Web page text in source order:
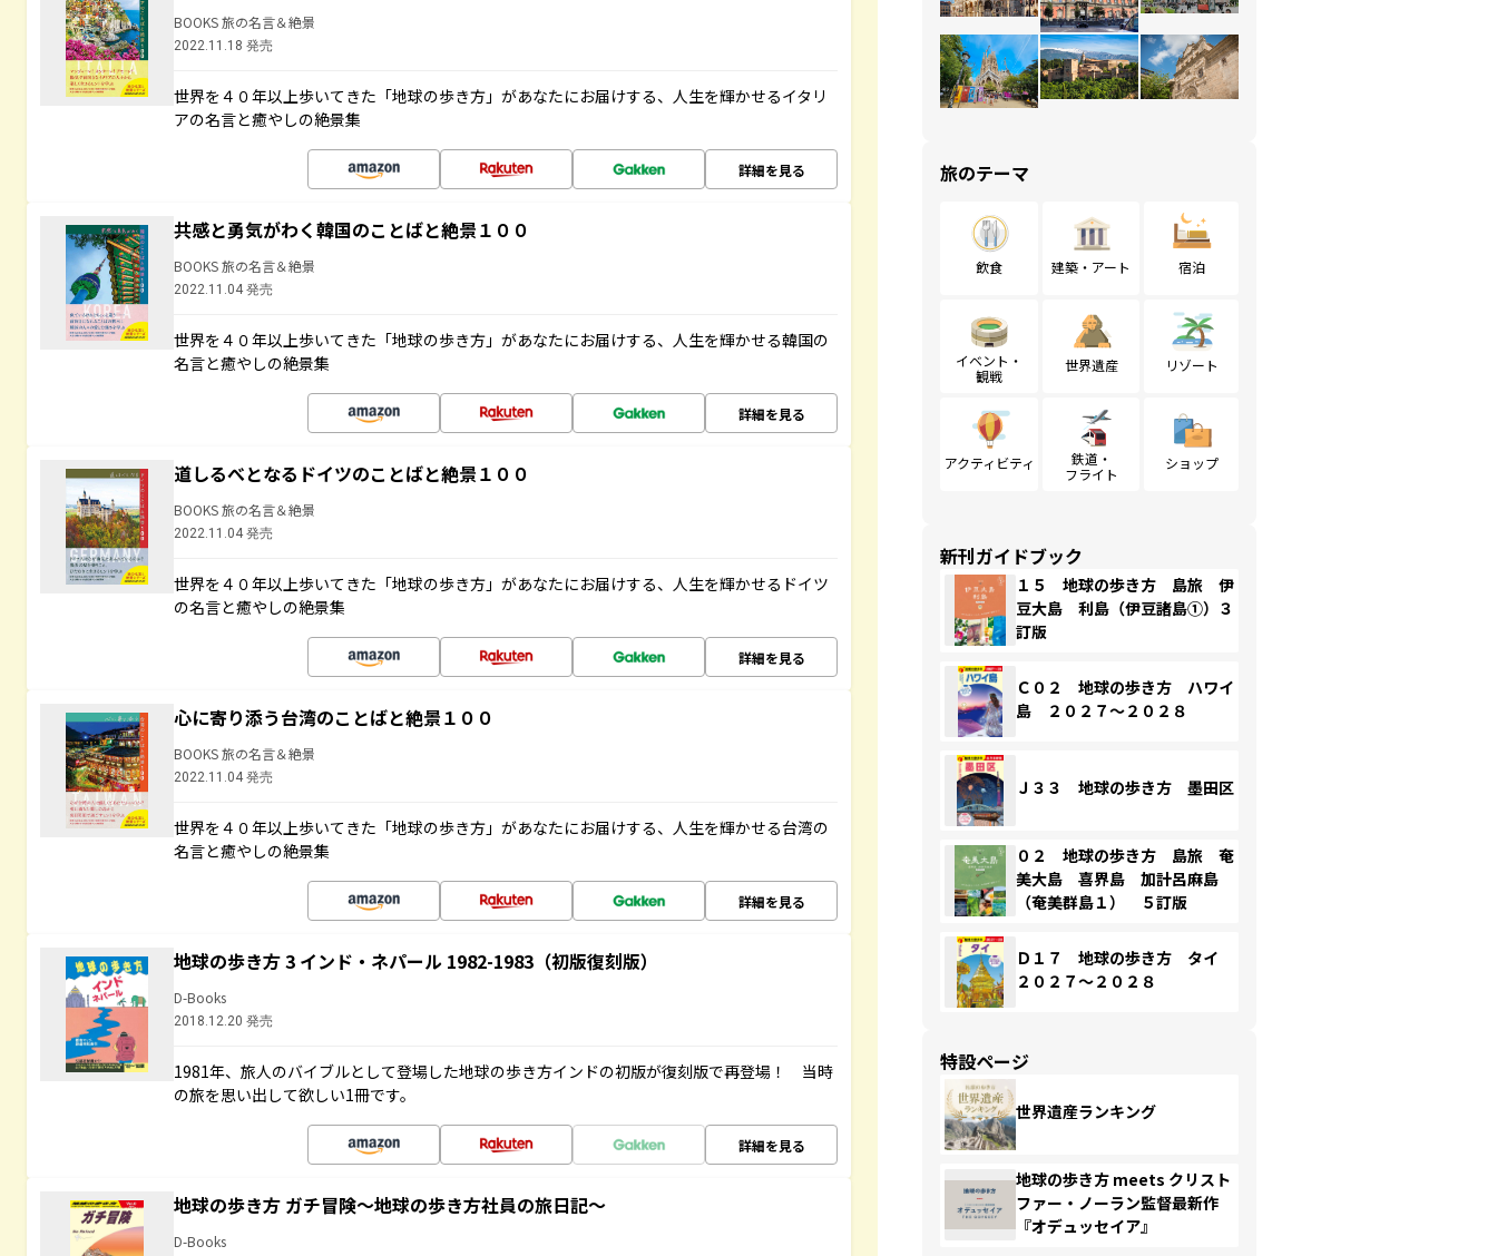
BOOKS 旅の名言＆絶景
2022.11.18 発売
世界を４０年以上歩いてきた「地球の歩き方」があなたにお届けする、人生を輝かせるイタリ
アの名言と癒やしの絶景集
詳細を見る
共感と勇気がわく韓国のことばと絶景１００
BOOKS 旅の名言＆絶景
2022.11.04 発売
世界を４０年以上歩いてきた「地球の歩き方」があなたにお届けする、人生を輝かせる韓国の
名言と癒やしの絶景集
詳細を見る
道しるべとなるドイツのことばと絶景１００
BOOKS 旅の名言＆絶景
2022.11.04 発売
世界を４０年以上歩いてきた「地球の歩き方」があなたにお届けする、人生を輝かせるドイツ
の名言と癒やしの絶景集
詳細を見る
心に寄り添う台湾のことばと絶景１００
BOOKS 旅の名言＆絶景
2022.11.04 発売
世界を４０年以上歩いてきた「地球の歩き方」があなたにお届けする、人生を輝かせる台湾の
名言と癒やしの絶景集
詳細を見る
地球の歩き方 3 インド・ネパール 1982-1983（初版復刻版）
D-Books
2018.12.20 発売
1981年、旅人のバイブルとして登場した地球の歩き方インドの初版が復刻版で再登場！ 当時
の旅を思い出して欲しい1冊です。
詳細を見る
地球の歩き方 ガチ冒険～地球の歩き方社員の旅日記～
D-Books
旅のテーマ
飲食 建築・アート 宿泊
イベント・
観戦
世界遺産 リゾート
アクティビティ
鉄道・
フライト
ショップ
新刊ガイドブック
１５ 地球の歩き方 島旅 伊
豆大島 利島（伊豆諸島①）３
訂版
Ｃ０２ 地球の歩き方 ハワイ
島 ２０２７～２０２８
Ｊ３３ 地球の歩き方 墨田区
０２ 地球の歩き方 島旅 奄
美大島 喜界島 加計呂麻島
（奄美群島１） ５訂版
Ｄ１７ 地球の歩き方 タイ
２０２７～２０２８
特設ページ
世界遺産ランキング
地球の歩き方 meets クリスト
ファー・ノーラン監督最新作
『オデュッセイア』